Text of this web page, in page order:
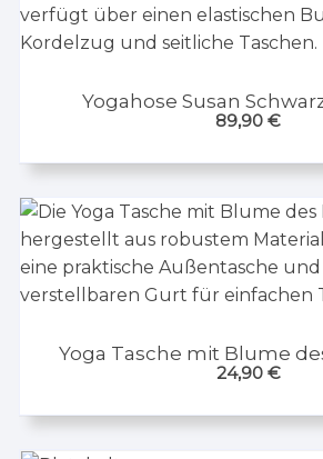
Yogahose Susan
89,90€
Yoga Tasche mit Blume
24,90 €